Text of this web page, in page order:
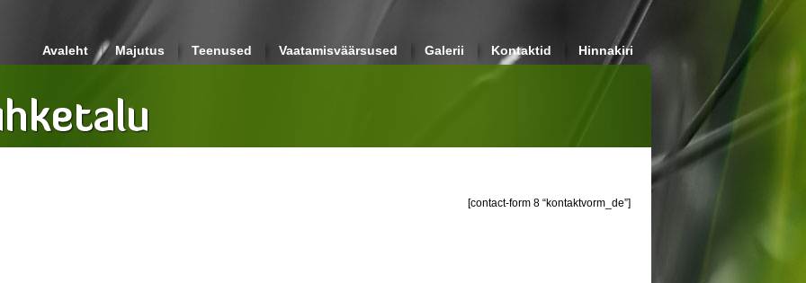
Avaleht Majutus Teenused Vaatamisväärsused Galerii Kontaktid Hinnakiri
[contact-form 8 “kontaktvorm_de”]